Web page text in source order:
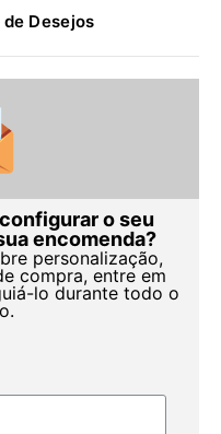
Desejos
o seu
encomenda?
personalização,
compra, entre em
lo durante todo o